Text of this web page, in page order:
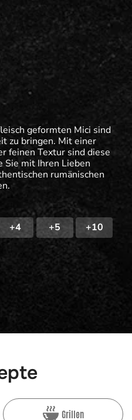
geformten Mici sind
zu bringen. Mit einer
feinen Textur sind diese
Sie mit Ihren Lieben
rumänischen
+4 +5 +10
Grillen